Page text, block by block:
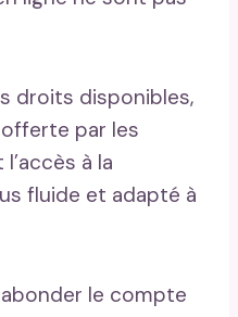
droits disponibles,
par les
à la
fluide et adapté à
le compte